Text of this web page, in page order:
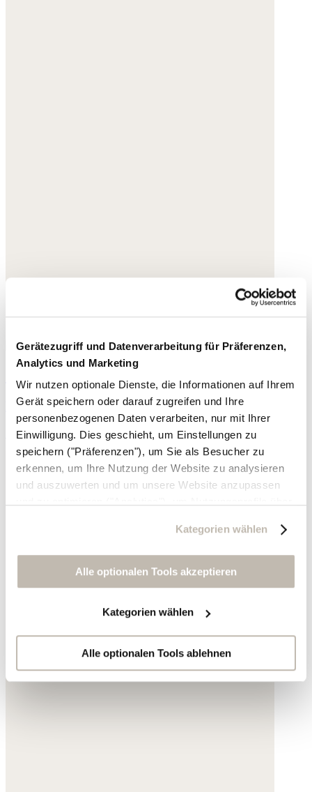
Gerätezugriff und Datenverarbeitung für Präferenzen,
Analytics und Marketing
Wir nutzen optionale Dienste, die Informationen auf Ihrem
Gerät speichern oder darauf zugreifen und Ihre
personenbezogenen Daten verarbeiten, nur mit Ihrer
Einwilligung. Dies geschieht, um Einstellungen zu
speichern ("Präferenzen"), um Sie als Besucher zu
erkennen, um Ihre Nutzung der Website zu analysieren
und auszuwerten und um unsere Website anzupassen
zu erstellen, um personalisierte Werbung auszuliefern,
Sie erneut mit Werbung anzusprechen sowie um unsere
Werbekampagnen auszuwerten ("Marketing").
Ihre Daten werden mit Dienstanbietern geteilt, die wir in
der Datenschutzerklärung genauer auflisten oder wenn
Sie auf "Kategorien wählen" klicken.
Indem Sie auf "Alle optionalen Tools akzeptieren" klicken,
Kategorien wählen
Alle optionalen Tools akzeptieren
Kategorien wählen
Alle optionalen Tools ablehnen
Shorts aus Denim
Recycelte Baumwolle
169,- €